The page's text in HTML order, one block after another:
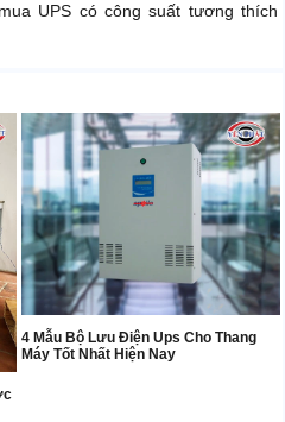
UPS có công suất tương thích
4 Mẫu Bộ Lưu Điện Ups Cho Thang
Máy Tốt Nhất Hiện Nay